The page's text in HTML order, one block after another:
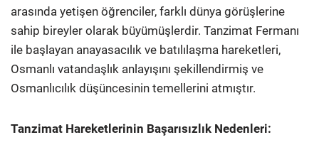
arasında yetişen öğrenciler, farklı dünya görüşlerine
sahip bireyler olarak büyümüşlerdir. Tanzimat Fermanı
ile başlayan anayasacılık ve batılılaşma hareketleri,
Osmanlı vatandaşlık anlayışını şekillendirmiş ve
Osmanlıcılık düşüncesinin temellerini atmıştır.
Tanzimat Hareketlerinin Başarısızlık Nedenleri: